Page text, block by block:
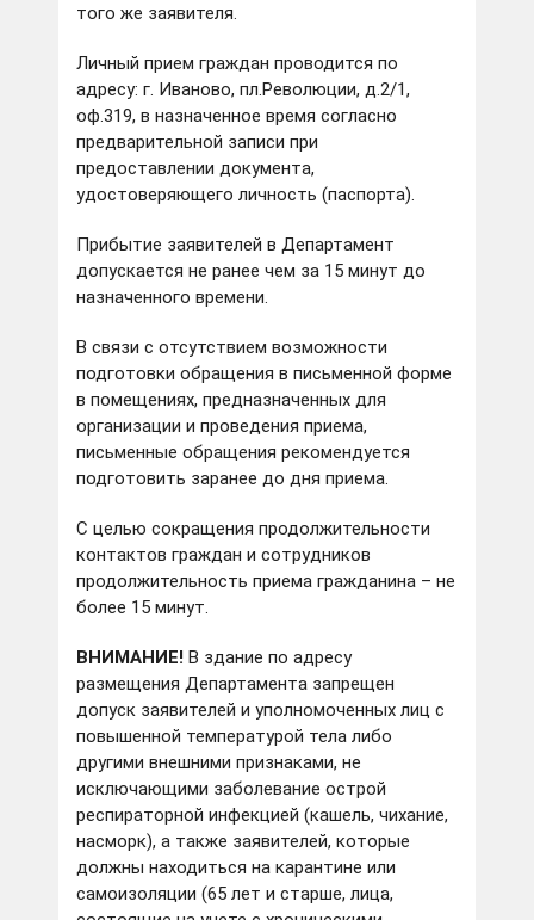
того же заявителя.
Личный прием граждан проводится по
адресу: г. Иваново, пл.Революции, д.2/1,
оф.319, в назначенное время согласно
предварительной записи при
предоставлении документа,
удостоверяющего личность (паспорта).
Прибытие заявителей в Департамент
допускается не ранее чем за 15 минут до
назначенного времени.
В связи с отсутствием возможности
подготовки обращения в письменной форме
в помещениях, предназначенных для
организации и проведения приема,
письменные обращения рекомендуется
подготовить заранее до дня приема.
С целью сокращения продолжительности
контактов граждан и сотрудников
продолжительность приема гражданина – не
более 15 минут.
ВНИМАНИЕ! В здание по адресу
размещения Департамента запрещен
допуск заявителей и уполномоченных лиц с
повышенной температурой тела либо
другими внешними признаками, не
исключающими заболевание острой
респираторной инфекцией (кашель, чихание,
насморк), а также заявителей, которые
должны находиться на карантине или
самоизоляции (65 лет и старше, лица,